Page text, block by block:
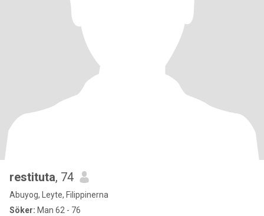
restituta, 74
Abuyog, Leyte, Filippinerna
Söker: Man 62 - 76